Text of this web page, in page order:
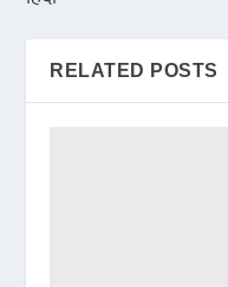
RELATED POSTS